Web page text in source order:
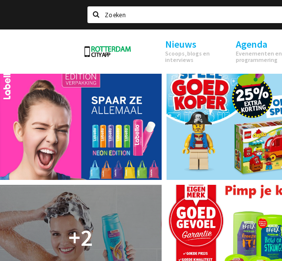
Zoeken
Rotterdam Nieuws
Scoops, blogs en
interviews
Agenda
Evenementen en
programmering
+2